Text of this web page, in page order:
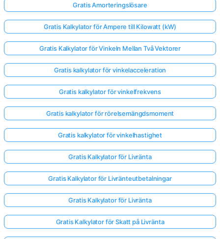
Gratis Amorteringslösare
Gratis Kalkylator för Ampere till Kilowatt (kW)
Gratis Kalkylator för Vinkeln Mellan Två Vektorer
Gratis kalkylator för vinkelacceleration
Gratis kalkylator för vinkelfrekvens
Gratis kalkylator för rörelsemängdsmoment
Gratis kalkylator för vinkelhastighet
Gratis Kalkylator för Livränta
Gratis Kalkylator för Livränteutbetalningar
Gratis Kalkylator för Livränta
Gratis Kalkylator för Skatt på Livränta